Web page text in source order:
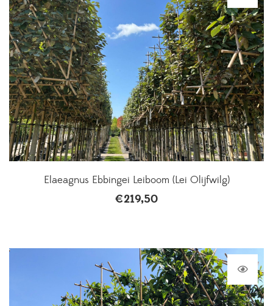
Elaeagnus Ebbingei Leiboom (Lei Olijfwilg)
€219,50